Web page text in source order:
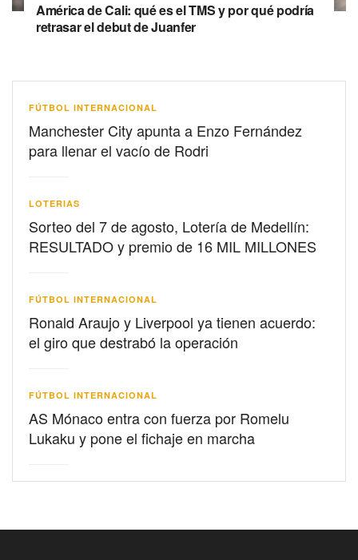
América de Cali: qué es el TMS y por qué podría
retrasar el debut de Juanfer
FÚTBOL INTERNACIONAL
Manchester City apunta a Enzo Fernández
para llenar el vacío de Rodri
LOTERIAS
Sorteo del 7 de agosto, Lotería de Medellín:
RESULTADO y premio de 16 MIL MILLONES
FÚTBOL INTERNACIONAL
Ronald Araujo y Liverpool ya tienen acuerdo:
el giro que destrabó la operación
FÚTBOL INTERNACIONAL
AS Mónaco entra con fuerza por Romelu
Lukaku y pone el fichaje en marcha